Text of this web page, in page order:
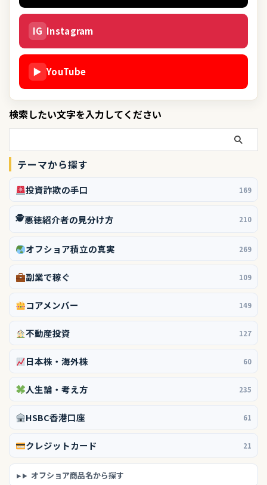
IG Instagram
▶ YouTube
検索したい文字を入力してください
テーマから探す
投資詐欺の手口 169
🕵️悪徳紹介者の見分け方 210
オフショア積立の真実 269
副業で稼ぐ 109
コアメンバー 149
不動産投資 127
日本株・海外株 60
人生論・考え方 235
HSBC香港口座 61
クレジットカード 21
オフショア商品名から探す